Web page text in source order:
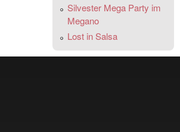
Silvester Mega Party im
Megano
Lost in Salsa